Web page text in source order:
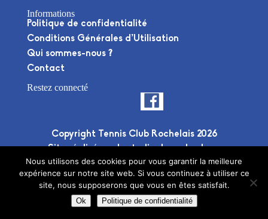
Informations
Politique de confidentialité
Conditions Générales d’Utilisation
Qui sommes-nous ?
Contact
Restez connecté
Copyright Tennis Club Rochelais 2026
Site réalisé par lestudio deuxplusdeux
Nous utilisons des cookies pour vous garantir la meilleure
expérience sur notre site web. Si vous continuez à utiliser ce
site, nous supposerons que vous en êtes satisfait.
Ok Politique de confidentialité